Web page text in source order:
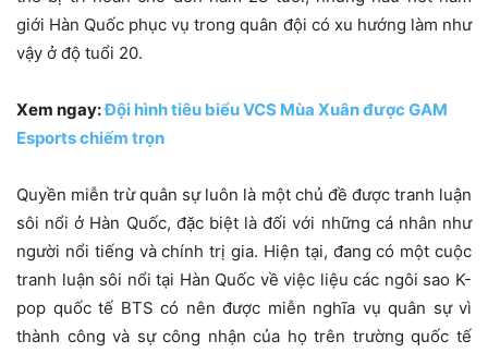
giới Hàn Quốc phục vụ trong quân đội có xu hướng làm như
vậy ở độ tuổi 20.
Xem ngay:Đội hình tiêu biểu VCS Mùa Xuân được GAM
Esports chiếm trọn
Quyền miễn trừ quân sự luôn là một chủ đề được tranh luận
sôi nổi ở Hàn Quốc, đặc biệt là đối với những cá nhân như
người nổi tiếng và chính trị gia. Hiện tại, đang có một cuộc
tranh luận sôi nổi tại Hàn Quốc về việc liệu các ngôi sao K-
pop quốc tế BTS có nên được miễn nghĩa vụ quân sự vì
thành công và sự công nhận của họ trên trường quốc tế